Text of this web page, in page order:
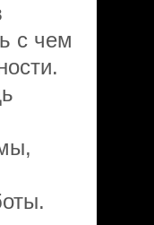
с чем